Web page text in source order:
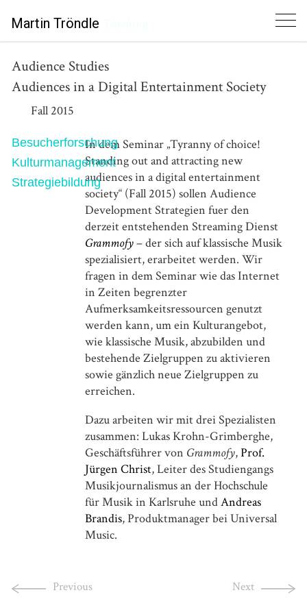
Martin Tröndle
Audience Studies
Audiences in a Digital Entertainment Society
Fall 2015
Besucherforschung
Kulturmanagement
Strategiebildung
In dem Seminar „Tyranny of choice!
Standing out and attracting new
audiences in a digital entertainment
society“ (Fall 2015) sollen Audience
Development Strategien fuer den
derzeit entstehenden Streaming Dienst
Grammofy– der sich auf klassische Musik
spezialisiert, erarbeitet werden. Wir
fragen in dem Seminar wie das Internet
in Zeiten begrenzter
Aufmerksamkeitsressourcen genutzt
werden kann, um ein Kulturangebot,
wie klassische Musik, abzubilden und
bestehende Zielgruppen zu aktivieren
sowie gänzlich neue Zielgruppen zu
erreichen.
Dazu arbeiten wir mit drei Spezialisten
zusammen: Lukas Krohn-Grimberghe,
Geschäftsführer von Grammofy,Prof.
Jürgen Christ, Leiter des Studiengangs
Musikjournalismus an der Hochschule
für Musik in Karlsruhe undAndreas
Brandis, Produktmanager bei Universal
Music.
Previous Next
Ausgewählte Publikationen
Selected Publications
Anthologie Kulturpolitik
Einführende Beiträge zu Geschichte, Funktionen und
Diskursen der Kulturpolitikforschung
An experimental study on visitors’ judgment of
contemporary art
Cultural Sociology
Places of Excellence
How Master’s Programs Build Reputability
Classical Concert Studies
A Companion to Contemporary Research and Performance
Die Kulturkonzeption
Stadtentwicklung und Kulturpolitik am Beispiel der Stadt